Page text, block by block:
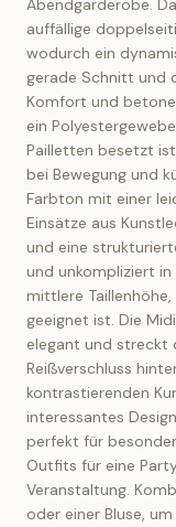
Abendgarderobe.
auffällige
wodurch ein
gerade Schnitt und
Komfort und
ein
Pailletten besetzt
bei Bewegung und
Farbton mit einer
Einsätze aus
und eine
und unkompliziert in
mittlere
geeignet ist. Die
elegant und streckt
Reißverschluss
kontrastierenden
interessantes
perfekt für
Outfits für eine
Veranstaltung.
oder einer Bluse,